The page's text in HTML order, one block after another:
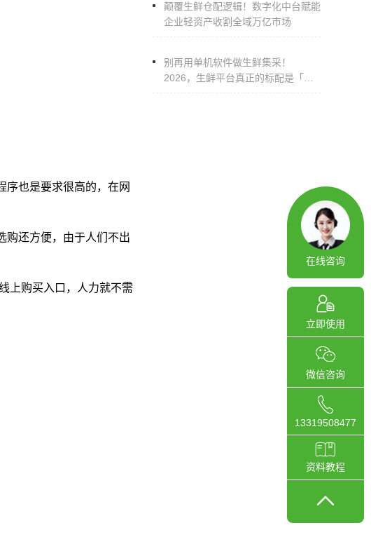
序也是要求很高的，在网
购还方便，由于人们不出
上购买入口，人力就不需
颠覆生鲜仓配逻辑！数字化中台赋能
企业轻资产收割全域万亿市场
别再用单机软件做生鲜集采！
2026，生鲜平台真正的标配是「集
在线咨询
立即使用
微信咨询
13319508477
资料教程